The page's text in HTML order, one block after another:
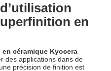
en
céramique Kyocera
des applications dans de
précision de finition est